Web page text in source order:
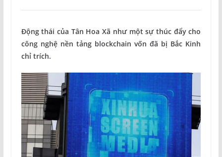
Động thái của Tân Hoa Xã như một sự thúc đẩy cho
công nghệ nền tảng blockchain vốn đã bị Bắc Kinh
chỉ trích.